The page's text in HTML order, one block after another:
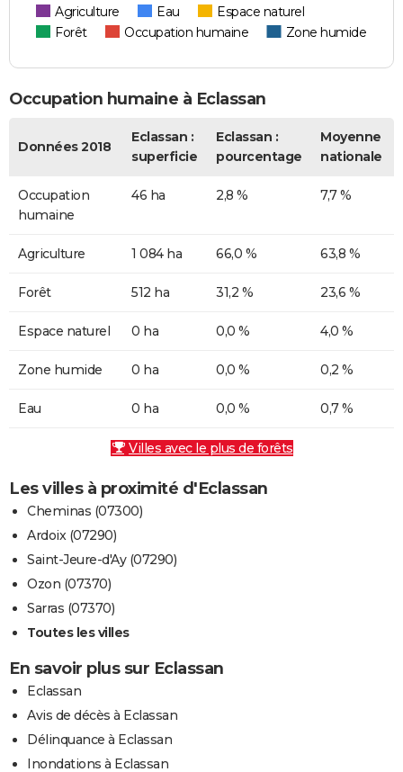
Agriculture Eau
Espace naturel
Forêt
Occupation humaine Zone humide
Occupation humaine à Eclassan
Données 2018
Eclassan :
superficie
Eclassan :
pourcentage
Moyenne
nationale
Occupation
humaine
46 ha 2,8 % 7,7 %
Agriculture 1 084 ha 66,0 % 63,8 %
Forêt 512 ha 31,2 % 23,6 %
Espace naturel 0 ha 0,0 % 4,0 %
Zone humide 0 ha 0,0 % 0,2 %
Eau 0 ha 0,0 % 0,7 %
Villes avec le plus de forêts
Les villes à proximité d'Eclassan
Cheminas (07300)
Ardoix (07290)
Saint-Jeure-d'Ay (07290)
Ozon (07370)
Sarras (07370)
Toutes les villes
En savoir plus sur Eclassan
Eclassan
Avis de décès à Eclassan
Délinquance à Eclassan
Inondations à Eclassan